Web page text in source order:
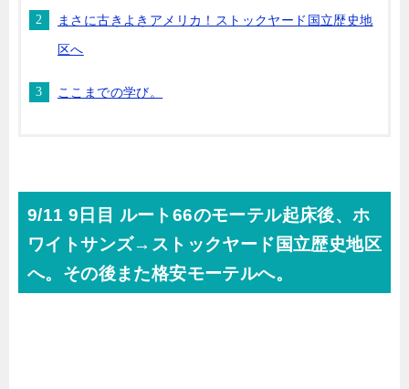
まさに古きよきアメリカ！ストックヤード国立歴史地
区へ
ここまでの学び。
9/11 9日目 ルート66のモーテル起床後、ホ
ワイトサンズ→ストックヤード国立歴史地区
へ。その後また格安モーテルへ。